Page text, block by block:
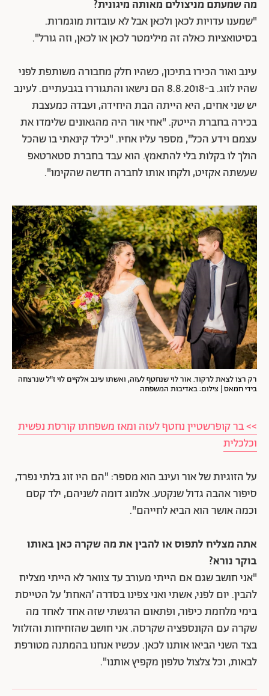
מה שמעתם מניצולים מאותה מיגונית?
"שמענו עדויות לכאן ולכאן אבל לא עובדות מוגמרות.
בסיטואציות כאלה זה מילימטר לכאן או לכאן, וזה גורל".
עינב ואור הכירו בתיכון, כשהיו חלק מחבורה משותפת לפני
שהיו לזוג. ב-8.8.2018 הם נישאו והתגוררו בגבעתיים. לעינב
יש שני אחים, היא הייתה הבת היחידה, ועבדה כמעצבת
בכירה בחברת הייטק. "אחי אור היה מהגאונים שלימדו את
עצמם וידע הכל", מספר עליו אחיו. "כילד קינאתי בו שהכל
הולך לו בקלות בלי להתאמץ. הוא עבד בחברת סטארטאפ
שעשתה אקזיט, ולקחו אותו לחברה חדשה שהקימו".
רק רצו לצאת לרקוד. אור לוי שנחטף לעזה, ואשתו עינב אלקיים לוי ז"ל שנרצחה
בידי חמאס | צילום: באדיבות המשפחה
>> בר קופרשטיין נחטף לעזה ומאז משפחתו קורסת נפשית
וכלכלית
על הזוגיות של אור ועינב הוא מספר: "הם היו זוג בלתי נפרד,
סיפור אהבה גדול שנקטע. אלמוג דומה לשניהם, ילד קסם
וכמה אושר הוא הביא לחייהם".
אתה מצליח לתפוס או להבין את מה שקרה כאן באותו
בוקר נורא?
"אני חושב שגם אם הייתי מעורב עד צוואר לא הייתי מצליח
להבין. יום לפני, אשתי ואני צפינו בסדרה ׳האחת׳ על הטייסת
בימי מלחמת כיפור, ופתאום הרגשתי שזה אחד לאחד מה
שקרה עם הקונספציה שקרסה. אני חושב שהזחיחות והזלזול
בצד השני הביאו אותנו לכאן. עכשיו אנחנו בהמתנה מטורפת
לבאות, וכל צלצול טלפון מקפיץ אותנו".